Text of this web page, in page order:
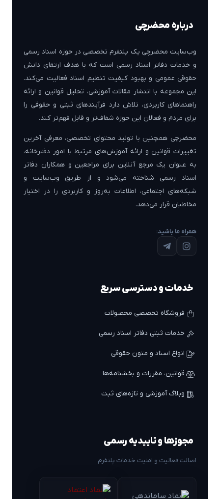
درباره محضرچی
وب‌سایت محضرچی یک پلتفرم تخصصی در حوزه اسناد رسمی
و خدمات دفاتر اسناد رسمی است که با هدف ارتقای دانش
حقوقی عمومی و بهبود کیفیت تنظیم اسناد فعالیت می‌کند.
این مجموعه با انتشار مقالات آموزشی، تحلیل قوانین و ارائه
راهنماهای کاربردی، تلاش دارد فرآیندهای ثبتی و حقوقی را
برای مردم و فعالان این حوزه شفاف‌تر و قابل فهم‌تر کند.
محضرچی همچنین با تولید محتوای تخصصی، معرفی آخرین
تغییرات قوانین و ارائه آموزش‌های مرتبط با امور دفترخانه،
به عنوان یک مرجع آنلاین برای مراجعین و همکاران دفاتر
اسناد رسمی شناخته می‌شود و از طریق وب‌سایت و
شبکه‌های اجتماعی، اطلاعات به‌روز و کاربردی را در اختیار
مخاطبان قرار می‌دهد.
همراه ما باشید:
خدمات و دسترسی سریع
فروشگاه تخصصی محصولات
خدمات ثبتی دفاتر اسناد رسمی
انواع اسناد و متون حقوقی
قوانین، مقررات و بخشنامه‌ها
وبلاگ آموزشی و تازه‌های ثبت
مجوزها و تاییدیه رسمی
اصالت فعالیت و امنیت خدمات پلتفرم